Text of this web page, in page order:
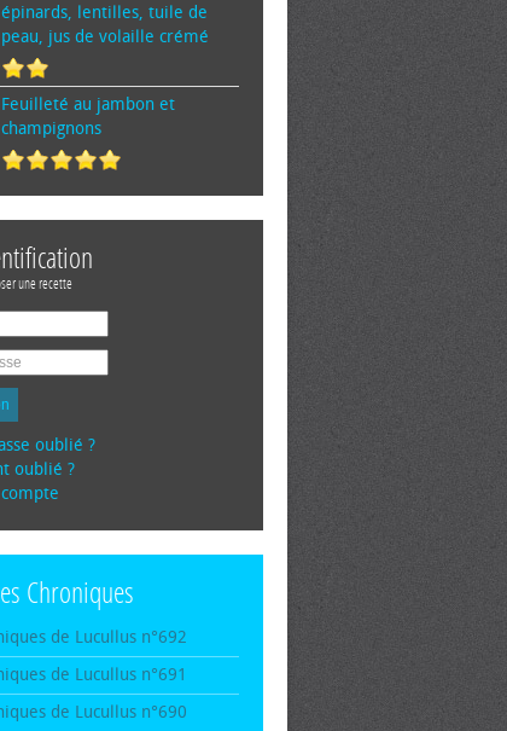
épinards, lentilles, tuile de
peau, jus de volaille crémé
Feuilleté au jambon et
champignons
une recette
oublié ?
oublié ?
Chroniques
de Lucullus n°692
de Lucullus n°691
de Lucullus n°690